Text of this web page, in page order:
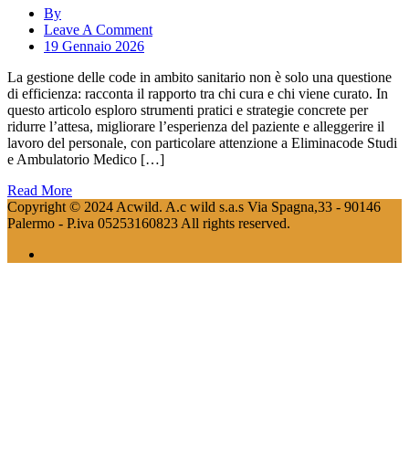
By
Leave A Comment
19 Gennaio 2026
La gestione delle code in ambito sanitario non è solo una questione
di efficienza: racconta il rapporto tra chi cura e chi viene curato. In
questo articolo esploro strumenti pratici e strategie concrete per
ridurre l’attesa, migliorare l’esperienza del paziente e alleggerire il
lavoro del personale, con particolare attenzione a Eliminacode Studi
e Ambulatorio Medico […]
Read More
Copyright © 2024 Acwild. A.c wild s.a.s Via Spagna,33 - 90146
Palermo - P.iva 05253160823 All rights reserved.